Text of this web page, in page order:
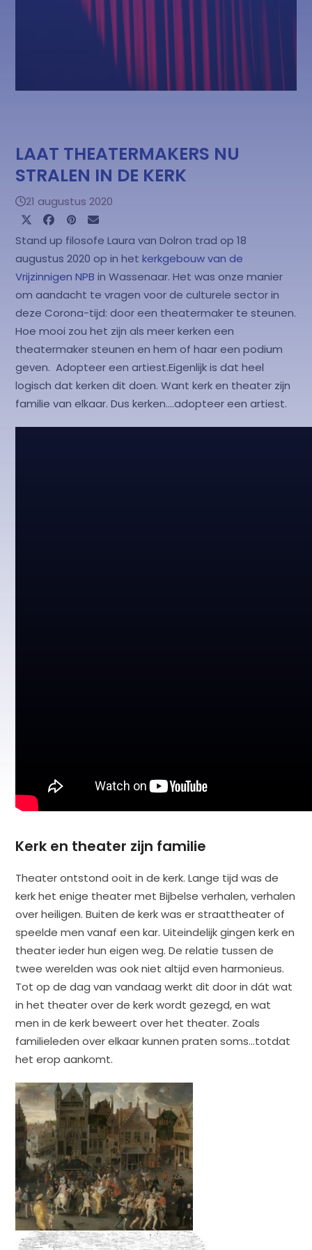
LAAT THEATERMAKERS NU
STRALEN IN DE KERK
21 augustus 2020
Stand up filosofe Laura van Dolron trad op 18
augustus 2020 op in hetkerkgebouw van de
Vrijzinnigen NPB in Wassenaar. Het was onze manier
om aandacht te vragen voor de culturele sector in
deze Corona-tijd: door een theatermaker te steunen.
Hoe mooi zou het zijn als meer kerken een
theatermaker steunen en hem of haar een podium
geven. Adopteer een artiest.Eigenlijk is dat heel
logisch dat kerken dit doen. Want kerk en theater zijn
familie van elkaar. Dus kerken….adopteer een artiest.
Kerk en theater zijn familie
Theater ontstond ooit in de kerk. Lange tijd was de
kerk het enige theater met Bijbelse verhalen, verhalen
over heiligen. Buiten de kerk was er straattheater of
speelde men vanaf een kar. Uiteindelijk gingen kerk en
theater ieder hun eigen weg. De relatie tussen de
twee werelden was ook niet altijd even harmonieus.
Tot op de dag van vandaag werkt dit door in dát wat
in het theater over de kerk wordt gezegd, en wat
men in de kerk beweert over het theater. Zoals
familieleden over elkaar kunnen praten soms…totdat
het erop aankomt.